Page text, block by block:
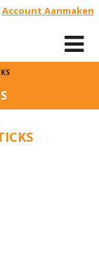
Account Aanmaken